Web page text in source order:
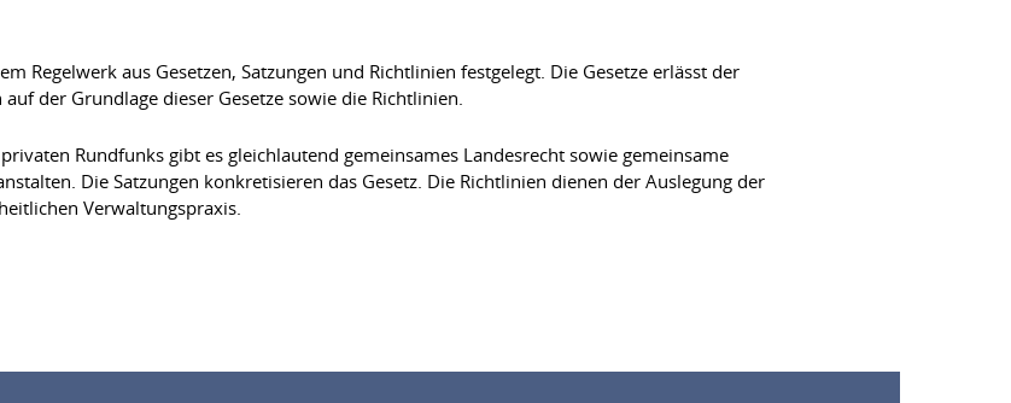
Regelwerk aus Gesetzen, Satzungen und Richtlinien festgelegt. Die Gesetze erlässt der
der Grundlage dieser Gesetze sowie die Richtlinien.
Rundfunks gibt es gleichlautend gemeinsames Landesrecht sowie gemeinsame
Die Satzungen konkretisieren das Gesetz. Die Richtlinien dienen der Auslegung der
Verwaltungspraxis.